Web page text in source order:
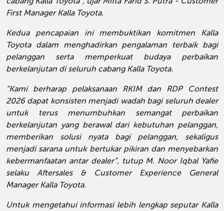
First Manager Kalla Toyota.
Kedua pencapaian ini membuktikan komitmen Kalla
Toyota dalam menghadirkan pengalaman terbaik bagi
pelanggan serta memperkuat budaya perbaikan
berkelanjutan di seluruh cabang Kalla Toyota.
“Kami berharap pelaksanaan RKIM dan RDP Contest
2026 dapat konsisten menjadi wadah bagi seluruh dealer
untuk terus menumbuhkan semangat perbaikan
berkelanjutan yang berawal dari kebutuhan pelanggan,
memberikan solusi nyata bagi pelanggan, sekaligus
menjadi sarana untuk bertukar pikiran dan menyebarkan
kebermanfaatan antar dealer”, tutup M. Noor Iqbal Yafie
selaku Aftersales & Customer Experience General
Manager Kalla Toyota.
Untuk mengetahui informasi lebih lengkap seputar Kalla